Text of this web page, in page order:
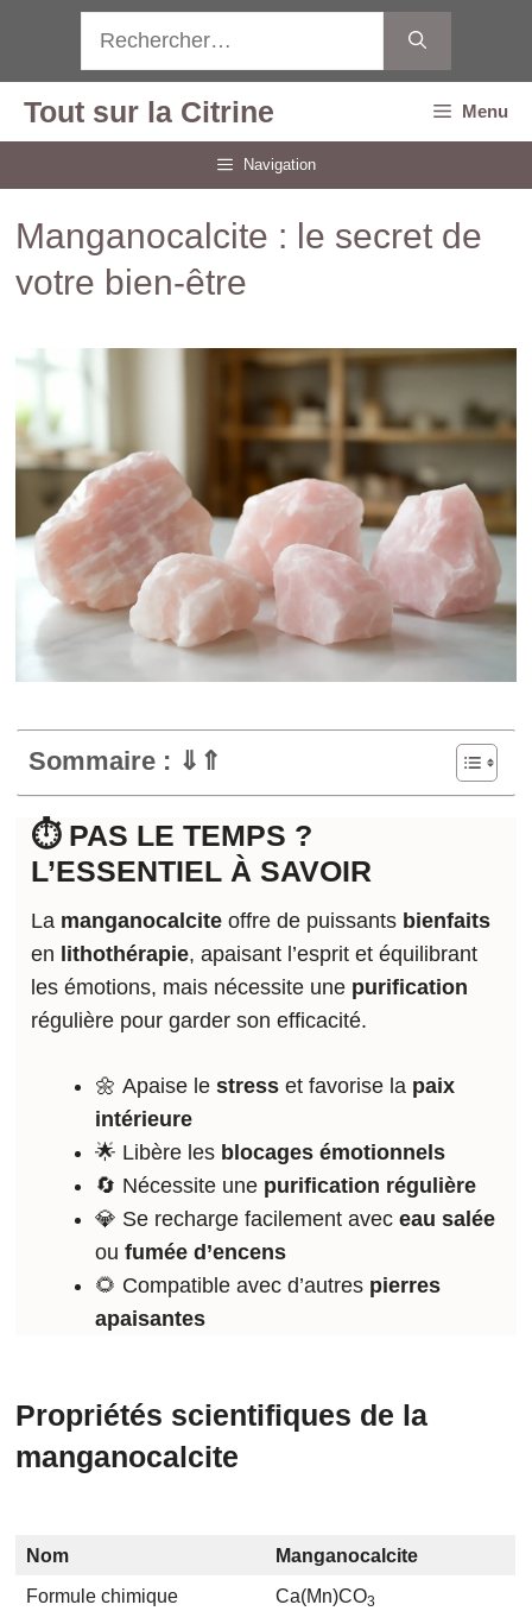
contenu
Tout sur la Citrine Menu
Navigation
Manganocalcite : le secret de
votre bien-être
Sommaire : ⇓⇑
⏱️ PAS LE TEMPS ?
L’ESSENTIEL À SAVOIR
La manganocalcite offre de puissants bienfaits
en lithothérapie, apaisant l’esprit et équilibrant
les émotions, mais nécessite une purification
régulière pour garder son efficacité.
🌼 Apaise le stress et favorise la paix
intérieure
🌟 Libère les blocages émotionnels
🔄 Nécessite une purification régulière
💎 Se recharge facilement avec eau salée
ou fumée d’encens
🌻 Compatible avec d’autres pierres
apaisantes
Propriétés scientifiques de la
manganocalcite
Nom
Manganocalcite
Formule chimique
Ca(Mn)CO3